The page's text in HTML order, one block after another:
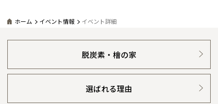
ホーム イベント情報 イベント詳細
脱炭素・檜の家
選ばれる理由